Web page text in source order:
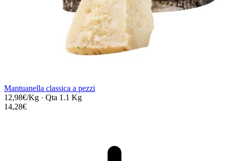
Mantuanella classica a pezzi
12,98€/Kg · Qta 1.1 Kg
14,28€